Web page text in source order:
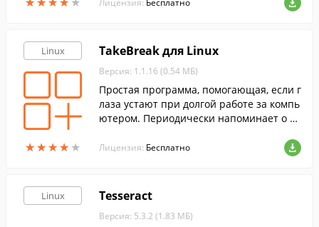
Лицензия: Бесплатно
Linux
★★★★ ★
★★★★ ★
TakeBreak для Linux
Версия: 1.1.16 (0.54 МБ)
Простая программа, помогающая, если г
лаза устают при долгой работе за компь
ютером. Периодически напоминает о н
Лицензия: Бесплатно
Linux Tesseract
Версия: 5.3.2 (1.83 МБ)